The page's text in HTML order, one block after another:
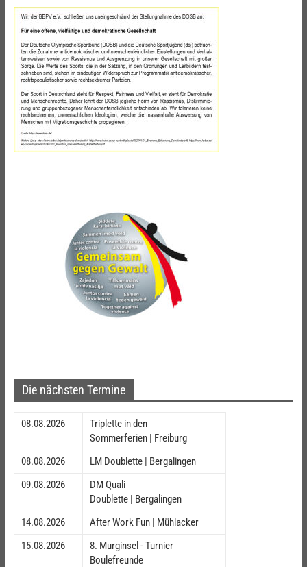
Die nächsten Termine
08.08.2026
Triplette in den
Sommerferien | Freiburg
08.08.2026
LM Doublette | Bergalingen
09.08.2026
DM Quali
Doublette | Bergalingen
14.08.2026
After Work Fun | Mühlacker
15.08.2026
8. Murginsel - Turnier
Boulefreunde